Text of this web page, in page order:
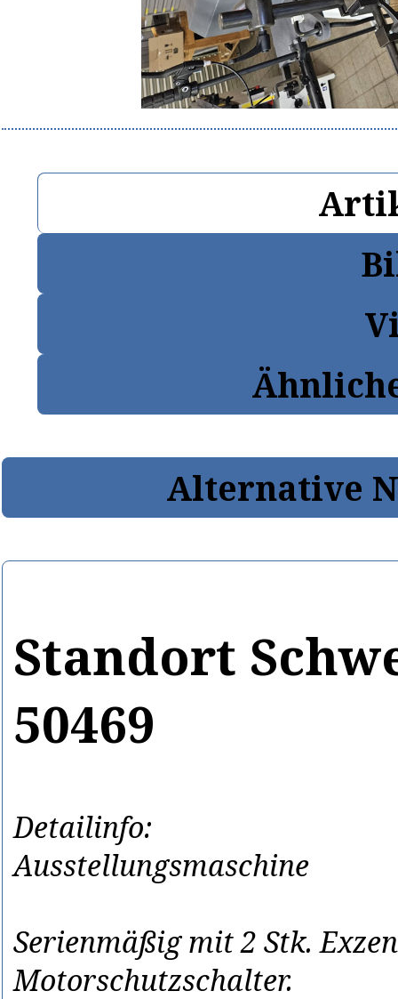
Alternative
Standort
50469
Detailinfo:
Ausstellungsmaschine
Serienmäßig mit 2 Stk.
Motorschutzschalter.